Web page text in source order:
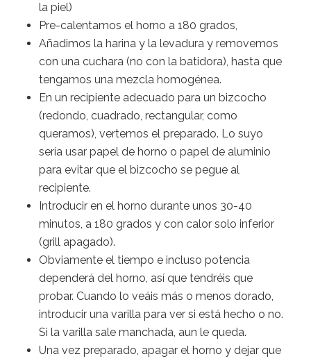
la piel)
Pre-calentamos el horno a 180 grados,
Añadimos la harina y la levadura y removemos
con una cuchara (no con la batidora), hasta que
tengamos una mezcla homogénea.
En un recipiente adecuado para un bizcocho
(redondo, cuadrado, rectangular, como
queramos), vertemos el preparado. Lo suyo
sería usar papel de horno o papel de aluminio
para evitar que el bizcocho se pegue al
recipiente.
Introducir en el horno durante unos 30-40
minutos, a 180 grados y con calor solo inferior
(grill apagado).
Obviamente el tiempo e incluso potencia
dependerá del horno, así que tendréis que
probar. Cuando lo veáis más o menos dorado,
introducir una varilla para ver si está hecho o no.
Si la varilla sale manchada, aun le queda.
Una vez preparado, apagar el horno y dejar que